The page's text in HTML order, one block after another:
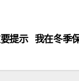
我在冬季
提示